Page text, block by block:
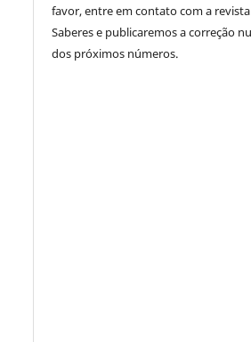
favor, entre em contato com a revista
Saberes e publicaremos a correção
dos próximos números.